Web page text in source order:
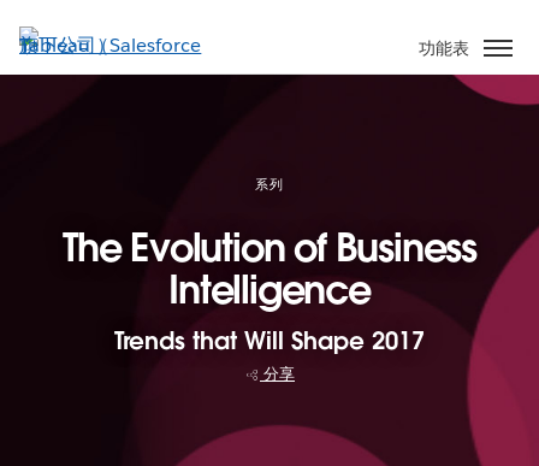
至
主
功能表
系列
The Evolution of Business
Intelligence
Trends that Will Shape 2017
分享